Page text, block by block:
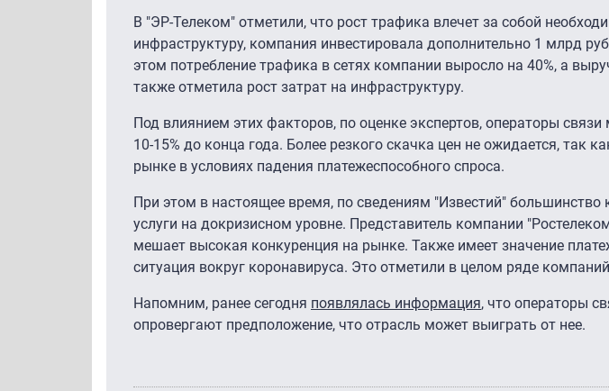
В "ЭР-Телеком" отметили, что рост трафика влечет за собой
инфраструктуру, компания инвестировала дополнительно 1 млрд
этом потребление трафика в сетях компании выросло на 40%, а
также отметила рост затрат на инфраструктуру.
Под влиянием этих факторов, по оценке экспертов, операторы
10-15% до конца года. Более резкого скачка цен не ожидается, так
рынке в условиях падения платежеспособного спроса.
При этом в настоящее время, по сведениям "Известий"
услуги на докризисном уровне. Представитель компании
мешает высокая конкуренция на рынке. Также имеет значение
ситуация вокруг коронавируса. Это отметили в целом ряде
Напомним, ранее сегодня появлялась информация, что операторы
опровергают предположение, что отрасль может выиграть от нее.